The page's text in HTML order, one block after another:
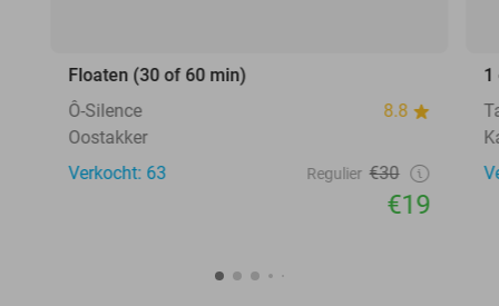
Floaten (30 of 60 min)
Ô-Silence
8.8
Oostakker
Verkocht: 63
Regulier €30
€19
1